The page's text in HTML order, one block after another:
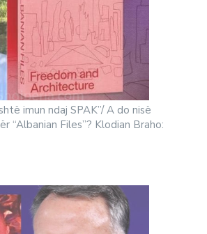
imun ndaj SPAK”/ A do nisë
“Albanian Files”? Klodian Braho: